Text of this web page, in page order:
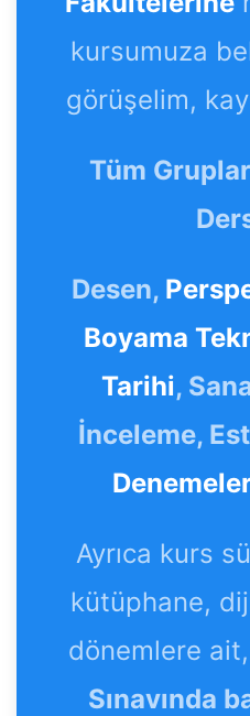
kursumuza
görüşelim,
Tüm
Desen,
Boyama
Tarihi,
İnceleme,
Ayrıca kurs
kütüphane,
dönemlere ait,
Sınavında